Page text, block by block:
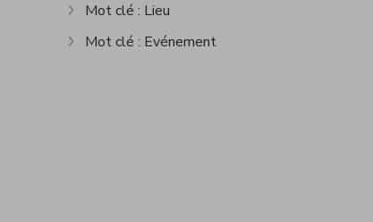
Show more
Mot clé : Lieu
Show more
Mot clé : Evénement